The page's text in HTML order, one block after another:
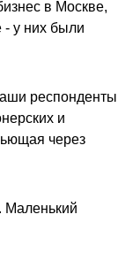
в Москве,
- у них были
респонденты
и
через
Маленький